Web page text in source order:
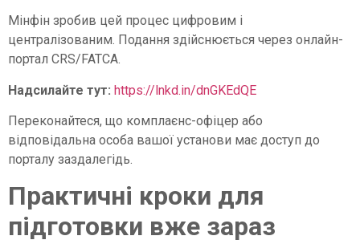
Мінфін зробив цей процес цифровим і
централізованим. Подання здійснюється через онлайн-
портал CRS/FATCA.
Надсилайте тут: https://lnkd.in/dnGKEdQE
Переконайтеся, що комплаєнс-офіцер або
відповідальна особа вашої установи має доступ до
порталу заздалегідь.
Практичні кроки для
підготовки вже зараз